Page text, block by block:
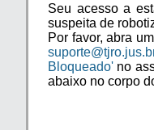
Seu acesso a
suspeita de
Por favor, abra
Bloqueado' no
abaixo no corpo